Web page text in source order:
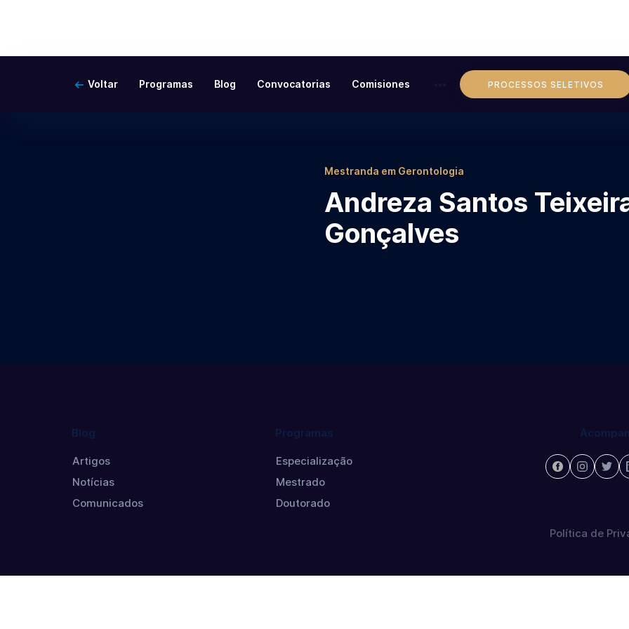
Voltar Programas Blog Convocatorias Comisiones PROCESSOS SELETIVOS
Mestranda em Gerontologia
Andreza Santos
Gonçalves
Blog
Artigos
Notícias
Comunicados
Programas
Especialização
Mestrado
Doutorado
Política de